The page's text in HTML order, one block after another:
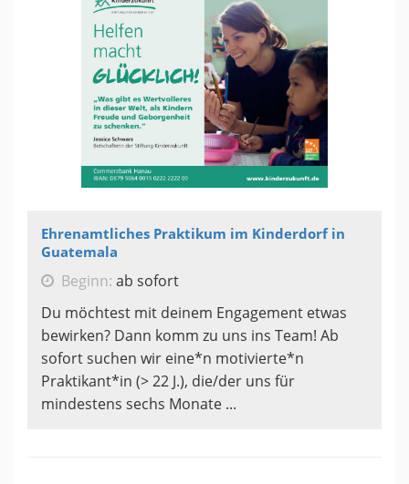
Ehrenamtliches Praktikum im Kinderdorf in
Guatemala
Beginn: ab sofort
Du möchtest mit deinem Engagement etwas
bewirken? Dann komm zu uns ins Team! Ab
sofort suchen wir eine*n motivierte*n
Praktikant*in (> 22 J.), die/der uns für
mindestens sechs Monate ...